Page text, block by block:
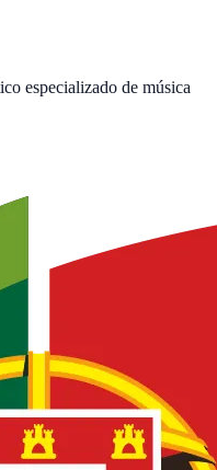
especializado de música